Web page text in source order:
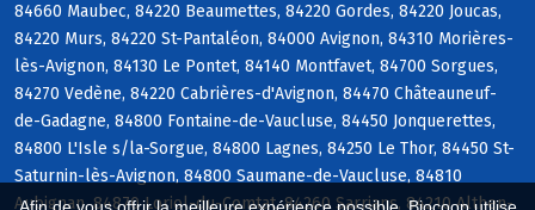
84660 Maubec, 84220 Beaumettes, 84220 Gordes, 84220 Joucas,
84220 Murs, 84220 St-Pantaléon, 84000 Avignon, 84310 Morières-
lès-Avignon, 84130 Le Pontet, 84140 Montfavet, 84700 Sorgues,
84270 Vedène, 84220 Cabrières-d'Avignon, 84470 Châteauneuf-
de-Gadagne, 84800 Fontaine-de-Vaucluse, 84450 Jonquerettes,
84800 L'Isle s/la-Sorgue, 84800 Lagnes, 84250 Le Thor, 84450 St-
Saturnin-lès-Avignon, 84800 Saumane-de-Vaucluse, 84810
Aubignan, 84870 Loriol-du-Comtat, 84260 Sarrians, 84210 Althen-